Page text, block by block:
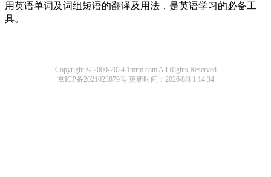
用英语单词及词组短语的翻译及用法，是英语学习的必备工
具。
Copyright © 2000-2024 1mrm.com All Rights Reserved
京ICP备2021023879号 更新时间：2026/8/8 1:14:34